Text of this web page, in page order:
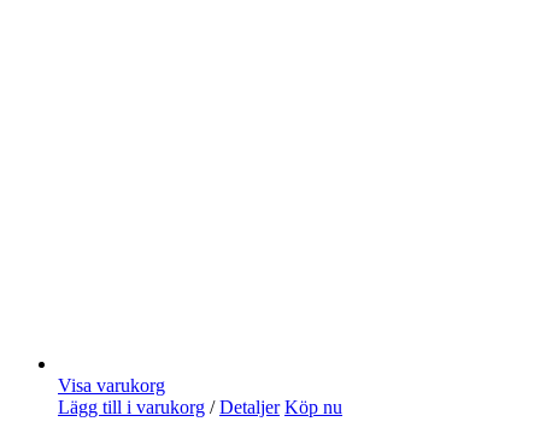
Visa varukorg
Lägg till i varukorg / Detaljer Köp nu